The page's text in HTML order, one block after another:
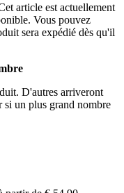
article est actuellement
Vous pouvez
sera expédié dès qu'il
D'autres arriveront
si un plus grand nombre